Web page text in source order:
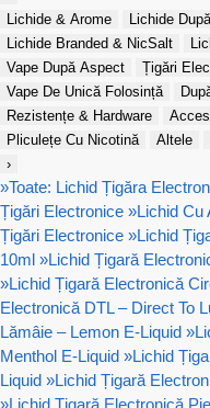
Lichide & Arome
Lichide
Lichide Branded & NicSalt
Vape După Aspect
Țigări
Vape De Unică Folosință
Rezistențe & Hardware
Pliculețe Cu Nicotină
Altele
›
»Toate: Lichid Țigăra
Țigări Electronice »Lichid Cu
Țigări Electronice »Lichid
10ml »Lichid Țigară
»Lichid Țigară Electronică
Electronică DTL – Direct To
Lămâie – Lemon E-Liquid »
Menthol E-Liquid »Lichid
Liquid »Lichid Țigară